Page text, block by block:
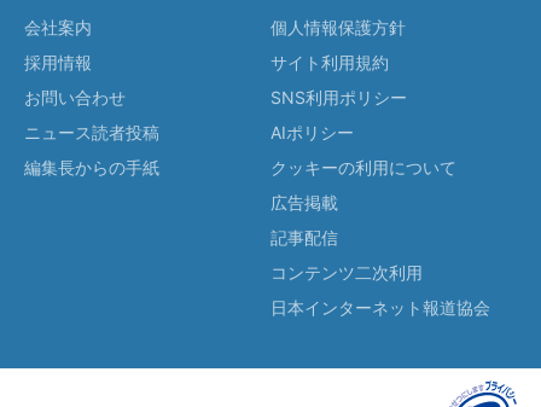
会社案内
採用情報
お問い合わせ
ニュース読者投稿
編集長からの手紙
個人情報保護方針
サイト利用規約
SNS利用ポリシー
AIポリシー
クッキーの利用について
広告掲載
記事配信
コンテンツ二次利用
日本インターネット報道協会